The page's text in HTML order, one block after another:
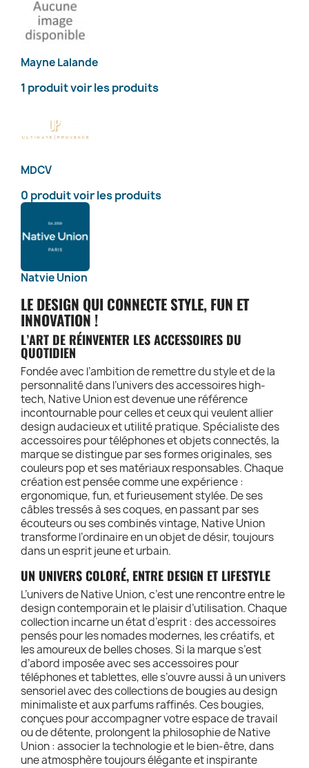
Mayne Lalande
1 produitvoir les produits
MDCV
0 produitvoir les produits
Natvie Union
LE DESIGN QUI CONNECTE STYLE, FUN ET
INNOVATION !
L’ART DE RÉINVENTER LES ACCESSOIRES DU
QUOTIDIEN
Fondée avec l’ambition de remettre du style et de la
personnalité dans l’univers des accessoires high-
tech, Native Union est devenue une référence
incontournable pour celles et ceux qui veulent allier
design audacieux et utilité pratique. Spécialiste des
accessoires pour téléphones et objets connectés, la
marque se distingue par ses formes originales, ses
couleurs pop et ses matériaux responsables. Chaque
création est pensée comme une expérience :
ergonomique, fun, et furieusement stylée. De ses
câbles tressés à ses coques, en passant par ses
écouteurs ou ses combinés vintage, Native Union
transforme l’ordinaire en un objet de désir, toujours
dans un esprit jeune et urbain.
UN UNIVERS COLORÉ, ENTRE DESIGN ET LIFESTYLE
L’univers de Native Union, c’est une rencontre entre le
design contemporain et le plaisir d’utilisation. Chaque
collection incarne un état d’esprit : des accessoires
pensés pour les nomades modernes, les créatifs, et
les amoureux de belles choses. Si la marque s’est
d’abord imposée avec ses accessoires pour
téléphones et tablettes, elle s’ouvre aussi à un univers
sensoriel avec des collections de bougies au design
minimaliste et aux parfums raffinés. Ces bougies,
conçues pour accompagner votre espace de travail
ou de détente, prolongent la philosophie de Native
Union : associer la technologie et le bien-être, dans
une atmosphère toujours élégante et inspirante